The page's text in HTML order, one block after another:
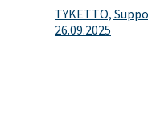
TYKETTO,
26.09.2025